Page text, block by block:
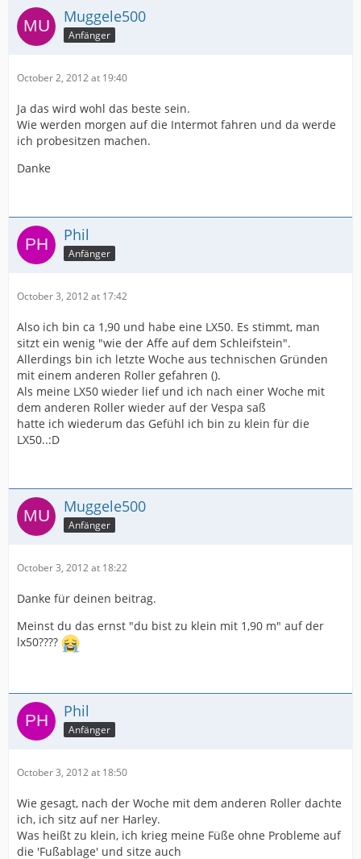
Muggele500
Anfänger
October 2, 2012 at 19:40
Ja das wird wohl das beste sein.
Wie werden morgen auf die Intermot fahren und da werde
ich probesitzen machen.
Danke
Phil
Anfänger
October 3, 2012 at 17:42
Also ich bin ca 1,90 und habe eine LX50. Es stimmt, man
sitzt ein wenig "wie der Affe auf dem Schleifstein".
Allerdings bin ich letzte Woche aus technischen Gründen
mit einem anderen Roller gefahren ().
Als meine LX50 wieder lief und ich nach einer Woche mit
dem anderen Roller wieder auf der Vespa saß
hatte ich wiederum das Gefühl ich bin zu klein für die
LX50..:D
Muggele500
Anfänger
October 3, 2012 at 18:22
Danke für deinen beitrag.
Meinst du das ernst "du bist zu klein mit 1,90 m" auf der
lx50????
Phil
Anfänger
October 3, 2012 at 18:50
Wie gesagt, nach der Woche mit dem anderen Roller dachte
ich, ich sitz auf ner Harley.
Was heißt zu klein, ich krieg meine Füße ohne Probleme auf
die 'Fußablage' und sitze auch